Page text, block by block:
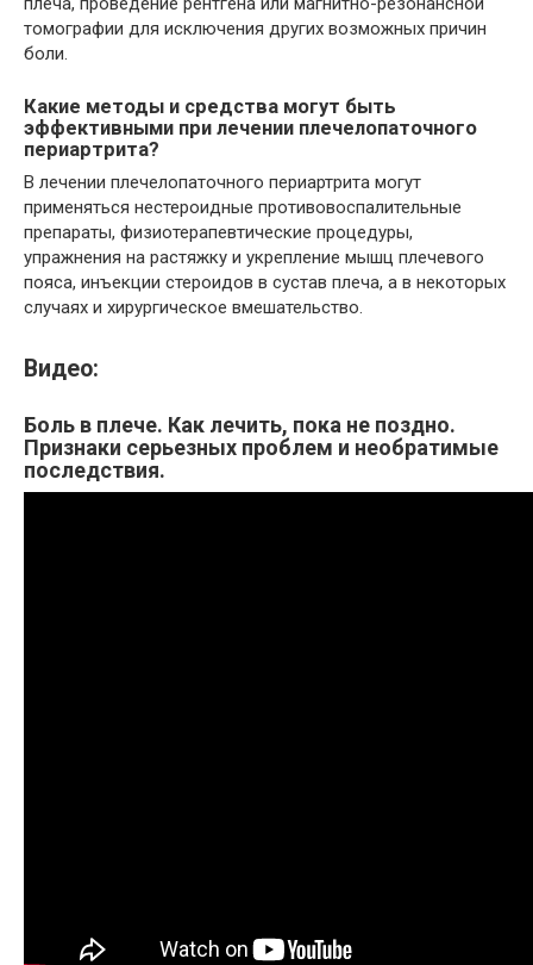
томографии для исключения других возможных причин
боли.
Какие методы и средства могут быть
эффективными при лечении плечелопаточного
периартрита?
В лечении плечелопаточного периартрита могут
применяться нестероидные противовоспалительные
препараты, физиотерапевтические процедуры,
упражнения на растяжку и укрепление мышц плечевого
пояса, инъекции стероидов в сустав плеча, а в некоторых
случаях и хирургическое вмешательство.
Видео:
Боль в плече. Как лечить, пока не поздно.
Признаки серьезных проблем и необратимые
последствия.